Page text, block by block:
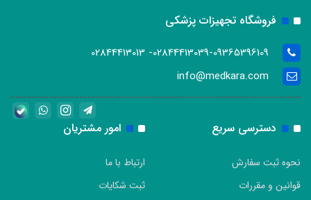
فروشگاه تجهیزات پزشکی
02844413039-09365396109- 02844413013
info@medkara.com
دسترسی سریع
نحوه ثبت سفارش
قوانین و مقررات
امور مشتریان
ارتباط با ما
ثبت شکایات